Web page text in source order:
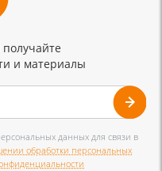
и материалы
данных для связи в
обработки персональных